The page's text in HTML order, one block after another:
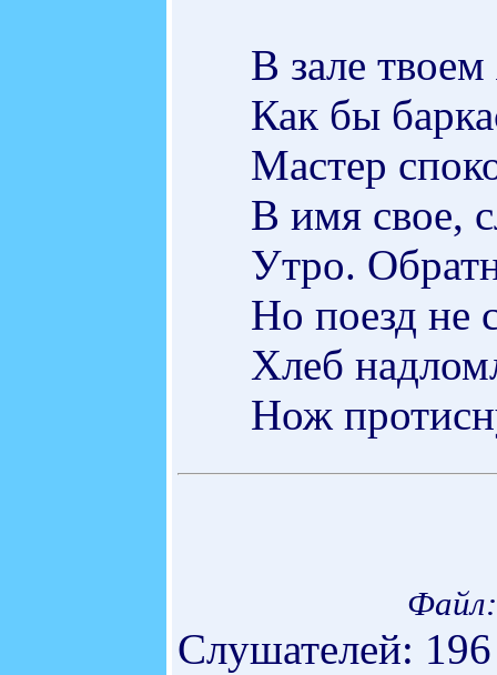
В зале
Как бы
Мастер
В имя свое,
Утро.
Но поезд не
Хлеб
Нож
Слушателей: